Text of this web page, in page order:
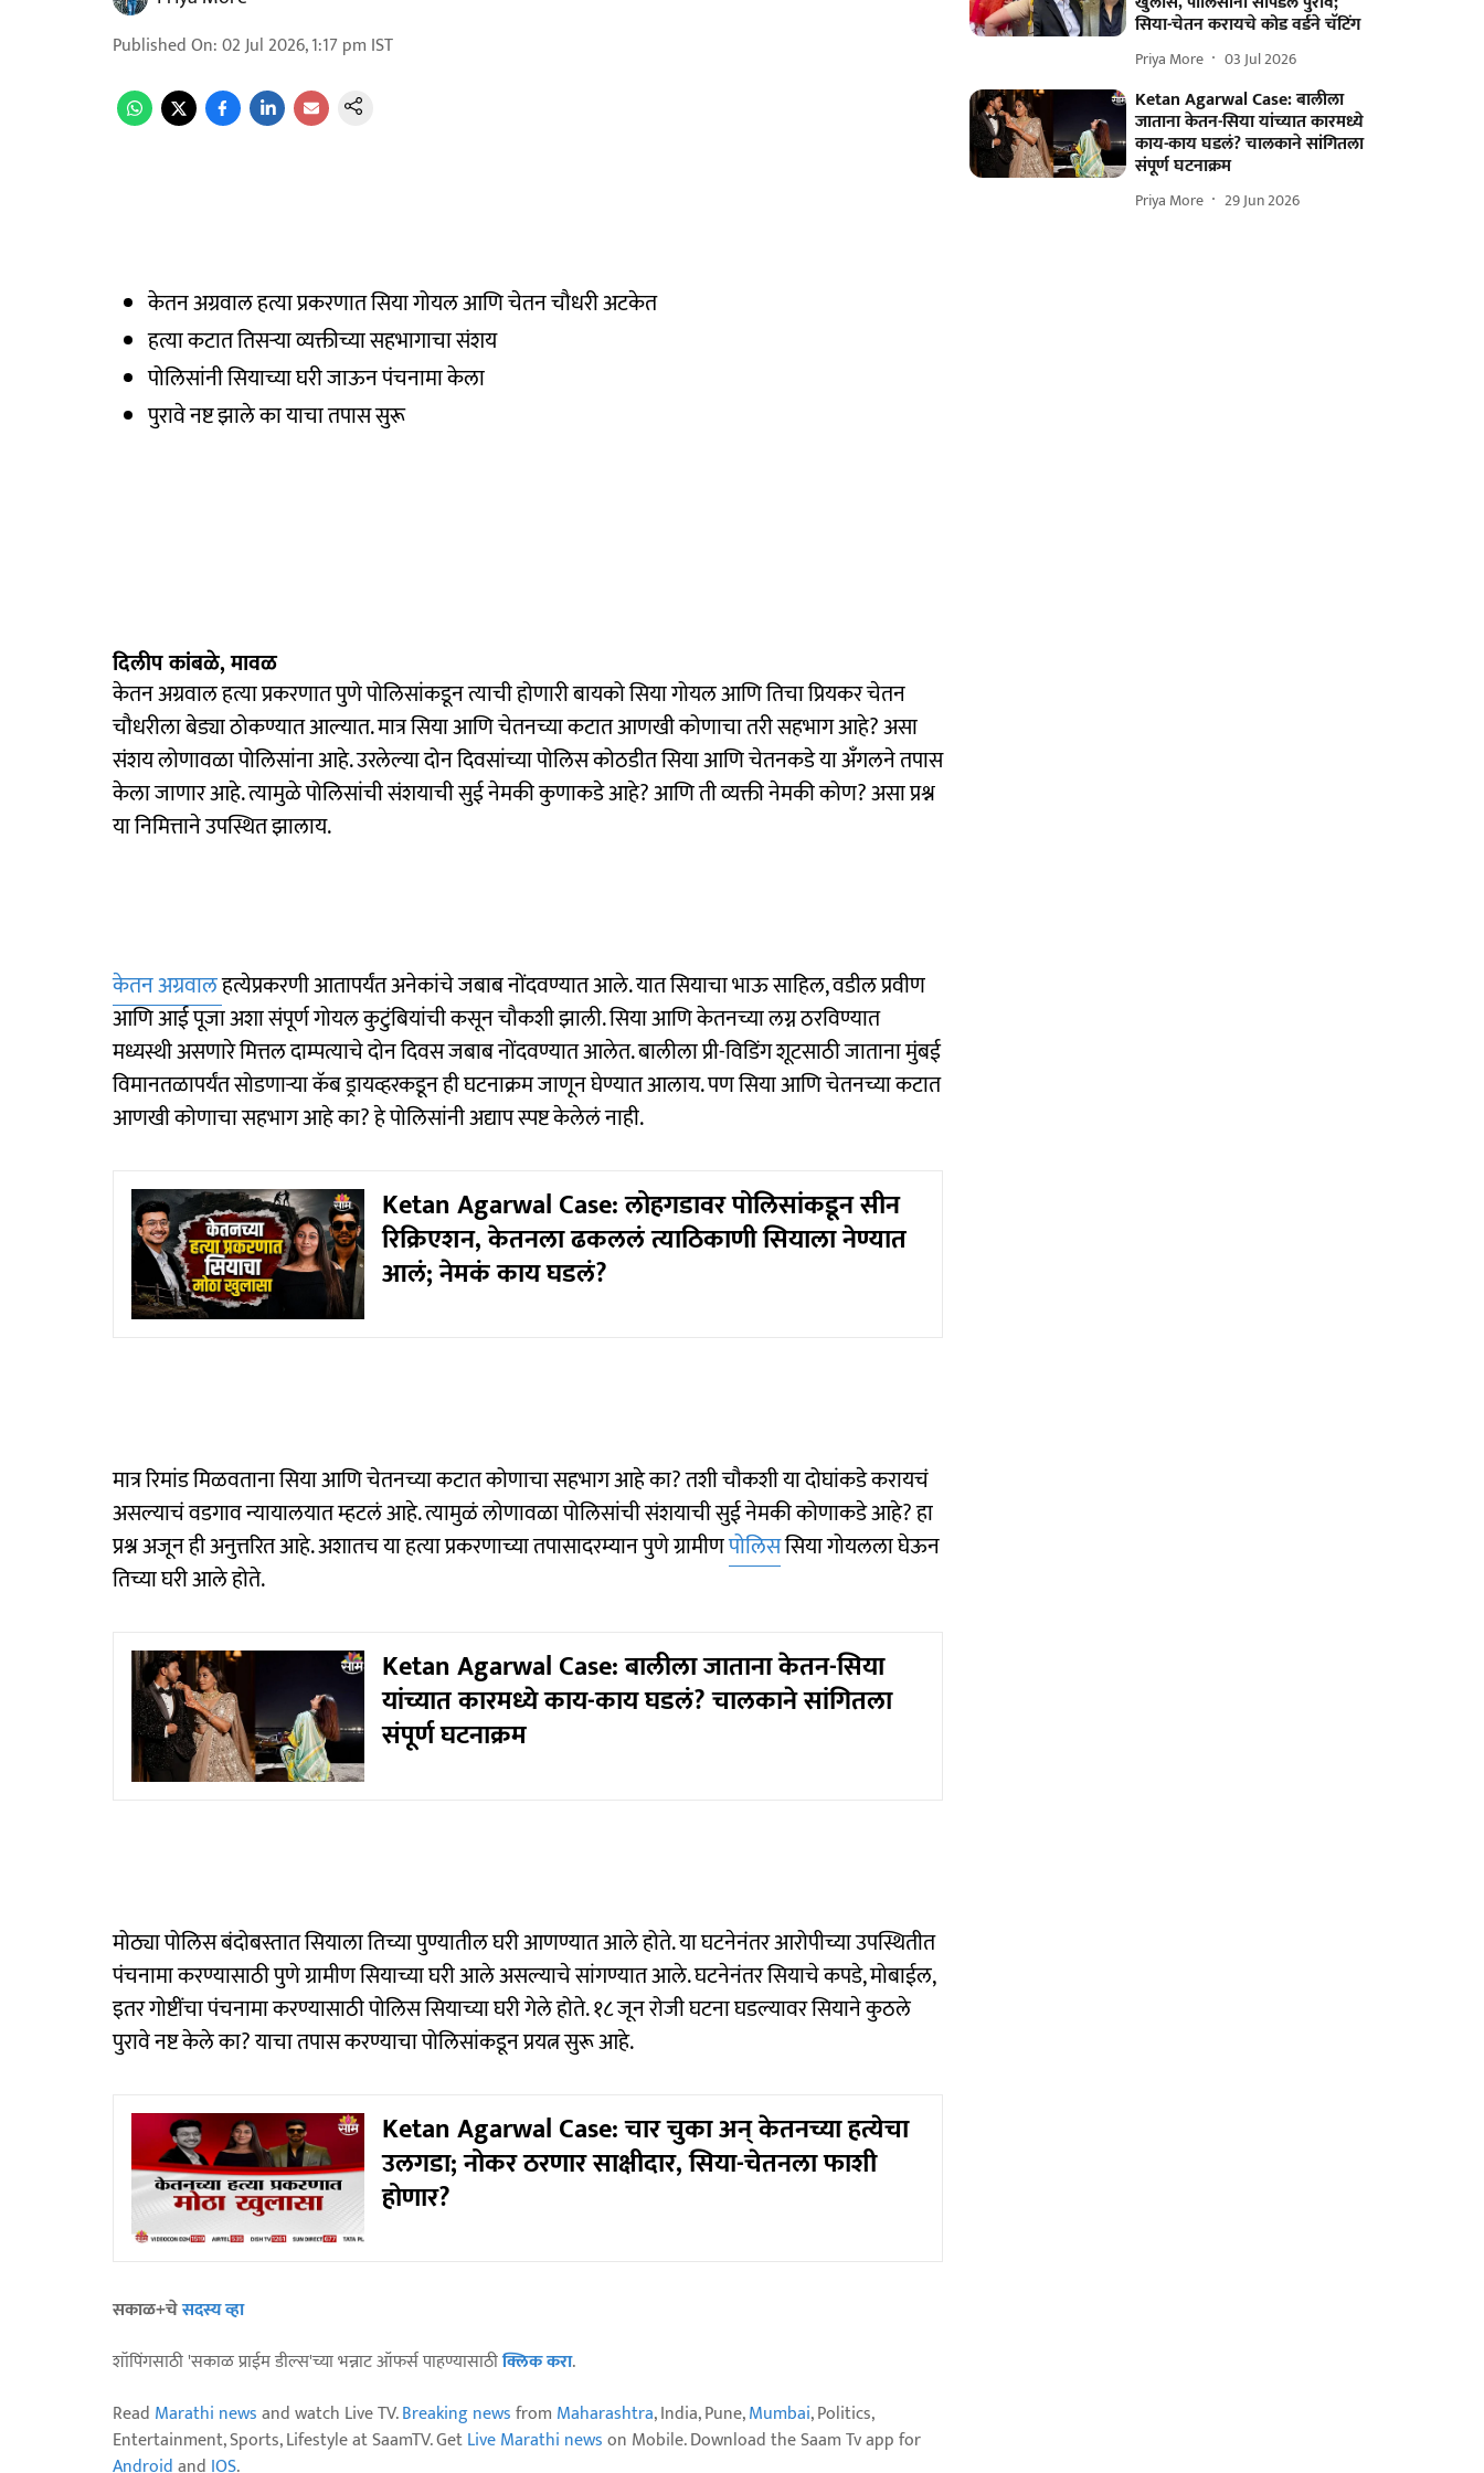
Published On:02 Jul 2026, 1:17 pm IST
केतन अग्रवाल हत्या प्रकरणात सिया गोयल आणि चेतन चौधरी अटकेत
हत्या कटात तिसऱ्या व्यक्तीच्या सहभागाचा संशय
पोलिसांनी सियाच्या घरी जाऊन पंचनामा केला
पुरावे नष्ट झाले का याचा तपास सुरू
दिलीप कांबळे, मावळ
केतन अग्रवाल हत्या प्रकरणात पुणे पोलिसांकडून त्याची होणारी बायको सिया गोयल आणि तिचा प्रियकर चेतन
चौधरीला बेड्या ठोकण्यात आल्यात. मात्र सिया आणि चेतनच्या कटात आणखी कोणाचा तरी सहभाग आहे? असा
संशय लोणावळा पोलिसांना आहे. उरलेल्या दोन दिवसांच्या पोलिस कोठडीत सिया आणि चेतनकडे या अँगलने तपास
केला जाणार आहे. त्यामुळे पोलिसांची संशयाची सुई नेमकी कुणाकडे आहे? आणि ती व्यक्ती नेमकी कोण? असा प्रश्न
या निमित्ताने उपस्थित झालाय.
केतन अग्रवालहत्येप्रकरणी आतापर्यंत अनेकांचे जबाब नोंदवण्यात आले. यात सियाचा भाऊ साहिल, वडील प्रवीण
आणि आई पूजा अशा संपूर्ण गोयल कुटुंबियांची कसून चौकशी झाली. सिया आणि केतनच्या लग्न ठरविण्यात
मध्यस्थी असणारे मित्तल दाम्पत्याचे दोन दिवस जबाब नोंदवण्यात आलेत. बालीला प्री-विडिंग शूटसाठी जाताना मुंबई
विमानतळापर्यंत सोडणाऱ्या कॅब ड्रायव्हरकडून ही घटनाक्रम जाणून घेण्यात आलाय. पण सिया आणि चेतनच्या कटात
आणखी कोणाचा सहभाग आहे का? हे पोलिसांनी अद्याप स्पष्ट केलेलं नाही.
Ketan Agarwal Case: लोहगडावर पोलिसांकडून सीन
रिक्रिएशन, केतनला ढकललं त्याठिकाणी सियाला नेण्यात
आलं; नेमकं काय घडलं?
मात्र रिमांड मिळवताना सिया आणि चेतनच्या कटात कोणाचा सहभाग आहे का? तशी चौकशी या दोघांकडे करायचं
असल्याचं वडगाव न्यायालयात म्हटलं आहे. त्यामुळं लोणावळा पोलिसांची संशयाची सुई नेमकी कोणाकडे आहे? हा
प्रश्न अजून ही अनुत्तरित आहे. अशातच या हत्या प्रकरणाच्या तपासादरम्यान पुणे ग्रामीणपोलिससिया गोयलला घेऊन
तिच्या घरी आले होते.
Ketan Agarwal Case: बालीला जाताना केतन-सिया
यांच्यात कारमध्ये काय-काय घडलं? चालकाने सांगितला
संपूर्ण घटनाक्रम
मोठ्या पोलिस बंदोबस्तात सियाला तिच्या पुण्यातील घरी आणण्यात आले होते. या घटनेनंतर आरोपीच्या उपस्थितीत
पंचनामा करण्यासाठी पुणे ग्रामीण सियाच्या घरी आले असल्याचे सांगण्यात आले. घटनेनंतर सियाचे कपडे, मोबाईल,
इतर गोष्टींचा पंचनामा करण्यासाठी पोलिस सियाच्या घरी गेले होते. १८ जून रोजी घटना घडल्यावर सियाने कुठले
पुरावे नष्ट केले का? याचा तपास करण्याचा पोलिसांकडून प्रयत्न सुरू आहे.
Ketan Agarwal Case: चार चुका अन् केतनच्या हत्येचा
उलगडा; नोकर ठरणार साक्षीदार, सिया-चेतनला फाशी
होणार?
सकाळ+चेसदस्य व्हा
शॉपिंगसाठी 'सकाळ प्राईम डील्स'च्या भन्नाट ऑफर्स पाहण्यासाठीक्लिक करा.
Read Marathi newsand watch Live TV.Breaking newsfrom Maharashtra, India, Pune,Mumbai, Politics,
Entertainment, Sports, Lifestyle at SaamTV. GetLive Marathi newson Mobile. Download the Saam Tv app for
सिया-चेतन करायचे कोड वर्डने चॅटिंग
Priya More 03 Jul 2026
Ketan Agarwal Case: बालीला
जाताना केतन-सिया यांच्यात कारमध्ये
काय-काय घडलं? चालकाने सांगितला
संपूर्ण घटनाक्रम
Priya More 29 Jun 2026